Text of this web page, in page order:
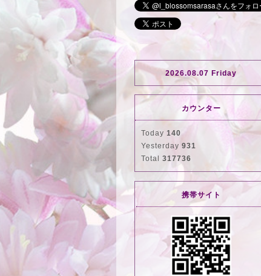
2026.08.07 Friday
カウンター
Today 140
Yesterday 931
Total 317736
携帯サイト